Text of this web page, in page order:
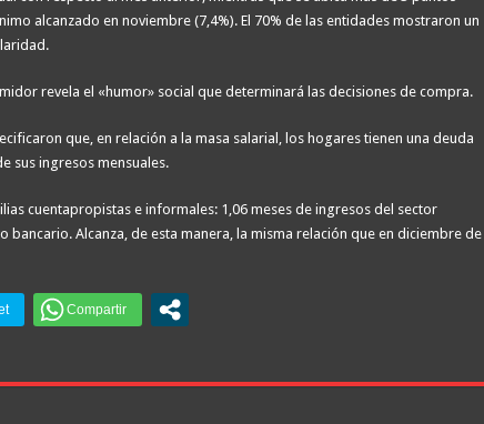
alcanzado en noviembre (7,4%). El 70% de las entidades mostraron un
revela el «humor» social que determinará las decisiones de compra.
que, en relación a la masa salarial, los hogares tienen una deuda
sus ingresos mensuales.
cuentapropistas e informales: 1,06 meses de ingresos del sector
Alcanza, de esta manera, la misma relación que en diciembre de